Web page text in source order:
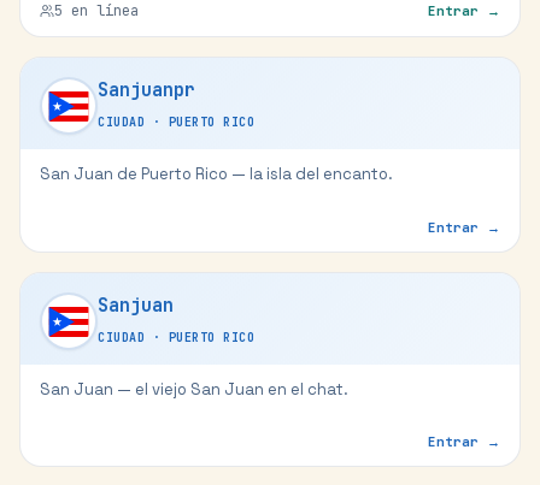
5 en línea Entrar →
Sanjuanpr
CIUDAD · PUERTO RICO
San Juan de Puerto Rico — la isla del encanto.
Entrar →
Sanjuan
CIUDAD · PUERTO RICO
San Juan — el viejo San Juan en el chat.
Entrar →